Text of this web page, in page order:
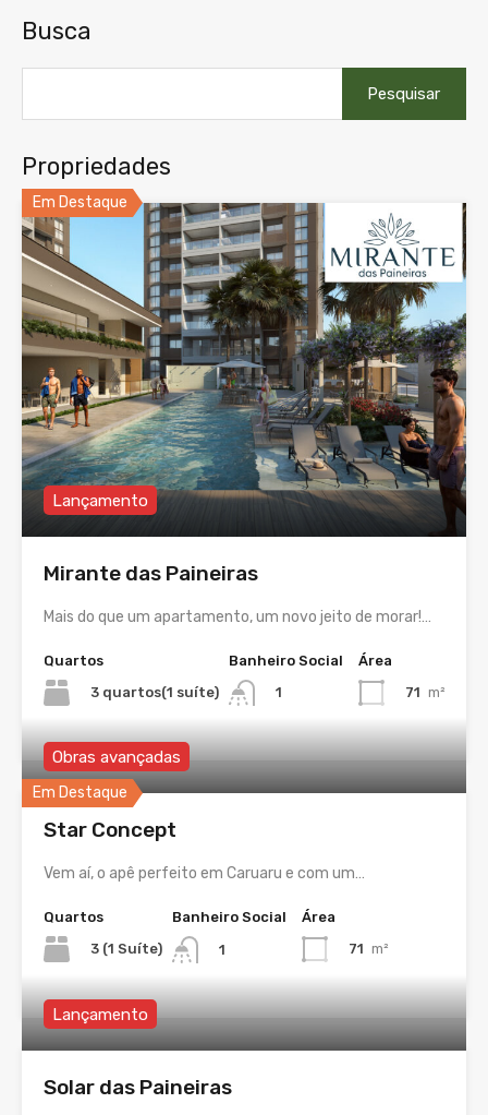
Busca
por:
Propriedades
Em Destaque
Lançamento
Mirante das Paineiras
Mais do que um apartamento, um novo jeito de morar!…
Quartos
3 quartos(1 suíte)
Banheiro Social
1
Área
71 m²
Em Destaque
Obras avançadas
Star Concept
Vem aí, o apê perfeito em Caruaru e com um…
Quartos
3 (1 Suíte)
Banheiro Social
1
Área
71 m²
Lançamento
Solar das Paineiras